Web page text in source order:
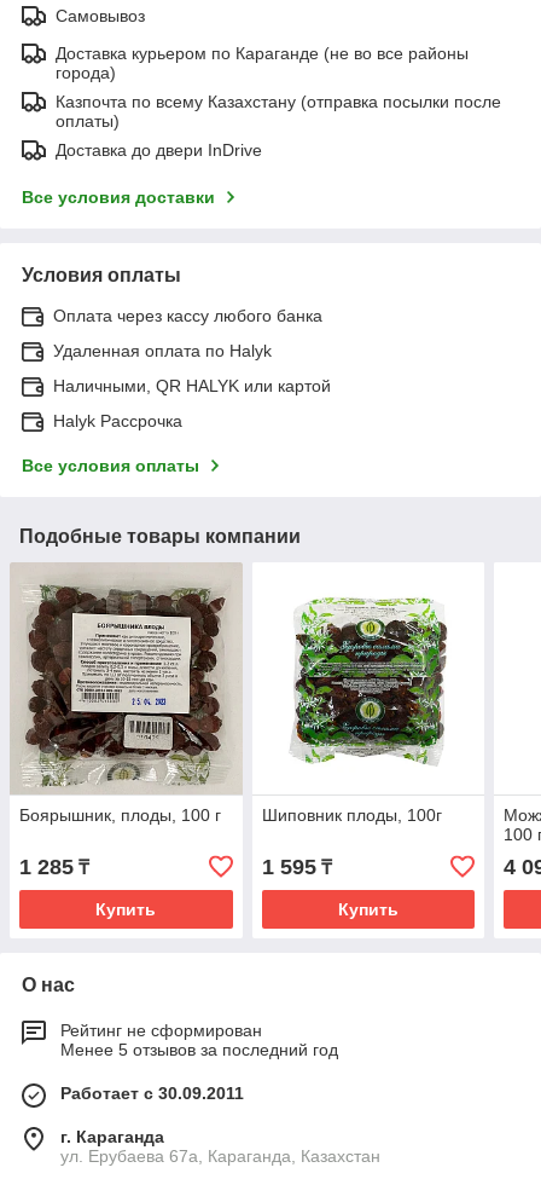
Самовывоз
Доставка курьером по Караганде (не во все районы
города)
Казпочта по всему Казахстану (отправка посылки после
оплаты)
Доставка до двери InDrive
Все условия доставки
Условия оплаты
Оплата через кассу любого банка
Удаленная оплата по Halyk
Наличными, QR HALYK или картой
Halyk Рассрочка
Все условия оплаты
Подобные товары компании
Боярышник, плоды, 100 г
1 285 ₸
Купить
Шиповник плоды, 100г
1 595₸
Купить
100
4
О нас
Рейтинг не сформирован
Менее 5 отзывов за последний год
Работает с 30.09.2011
г. Караганда
ул. Ерубаева 67а, Караганда, Казахстан